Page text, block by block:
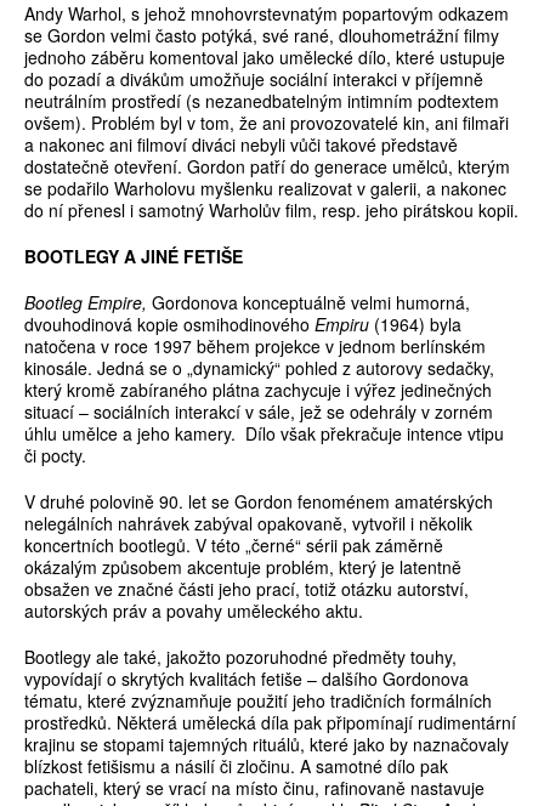
Andy Warhol, s jehož mnohovrstevnatým popartovým odkazem
se Gordon velmi často potýká, své rané, dlouhometrážní filmy
jednoho záběru komentoval jako umělecké dílo, které ustupuje
do pozadí a divákům umožňuje sociální interakci v příjemně
neutrálním prostředí (s nezanedbatelným intimním podtextem
ovšem). Problém byl v tom, že ani provozovatelé kin, ani filmaři
a nakonec ani filmoví diváci nebyli vůči takové představě
dostatečně otevření. Gordon patří do generace umělců, kterým
se podařilo Warholovu myšlenku realizovat v galerii, a nakonec
do ní přenesl i samotný Warholův film, resp. jeho pirátskou kopii.
BOOTLEGY A JINÉ FETIŠE
Bootleg Empire, Gordonova konceptuálně velmi humorná,
dvouhodinová kopie osmihodinového Empiru (1964) byla
natočena v roce 1997 během projekce v jednom berlínském
kinosále. Jedná se o „dynamický“ pohled z autorovy sedačky,
který kromě zabíraného plátna zachycuje i výřez jedinečných
situací – sociálních interakcí v sále, jež se odehrály v zorném
úhlu umělce a jeho kamery. Dílo však překračuje intence vtipu
či pocty.
V druhé polovině 90. let se Gordon fenoménem amatérských
nelegálních nahrávek zabýval opakovaně, vytvořil i několik
koncertních bootlegů. V této „černé“ sérii pak záměrně
okázalým způsobem akcentuje problém, který je latentně
obsažen ve značné části jeho prací, totiž otázku autorství,
autorských práv a povahy uměleckého aktu.
Bootlegy ale také, jakožto pozoruhodné předměty touhy,
vypovídají o skrytých kvalitách fetiše – dalšího Gordonova
tématu, které zvýznamňuje použití jeho tradičních formálních
prostředků. Některá umělecká díla pak připomínají rudimentární
krajinu se stopami tajemných rituálů, které jako by naznačovaly
blízkost fetišismu a násilí či zločinu. A samotné dílo pak
pachateli, který se vrací na místo činu, rafinovaně nastavuje